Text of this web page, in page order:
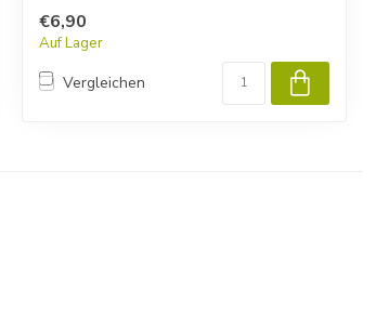
€6,90
Auf Lager
Vergleichen